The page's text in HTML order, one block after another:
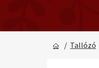
/ Tallózó